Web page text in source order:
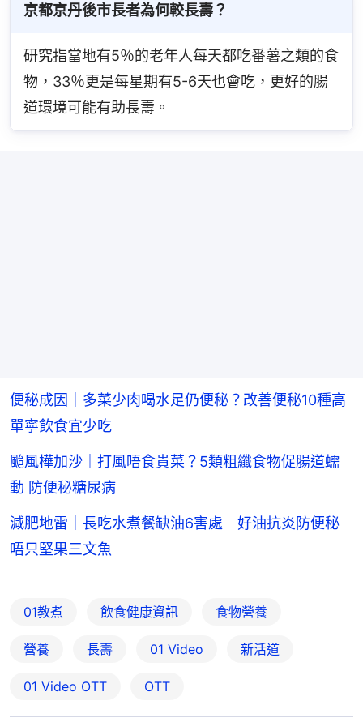
京都京丹後市長者為何較長壽？
研究指當地有5％的老年人每天都吃番薯之類的食
物，33％更是每星期有5-6天也會吃，更好的腸
道環境可能有助長壽。
便秘成因｜多菜少肉喝水足仍便秘？改善便秘10種高
單寧飲食宜少吃
颱風樺加沙｜打風唔食貴菜？5類粗纖食物促腸道蠕
動 防便秘糖尿病
減肥地雷｜長吃水煮餐缺油6害處 好油抗炎防便秘
唔只堅果三文魚
01教煮 飲食健康資訊 食物營養
營養 長壽 01 Video 新活道
01‌ ‌Video‌ ‌OTT OTT